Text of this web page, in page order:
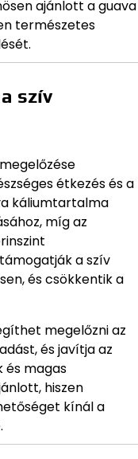
ajánlott a guava
természetes
szív
étkezés és a
káliumtartalma
míg az
a szív
és csökkentik a
megelőzni az
és javítja az
és magas
hiszen
kínál a